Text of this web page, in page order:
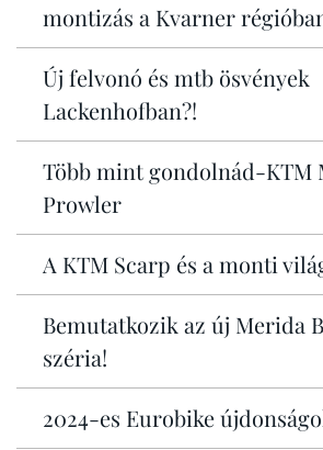
montizás a Kvarner
Új felvonó és mtb ösvények
Lackenhofban?!
Több mint gondolnád-KTM
Prowler
A KTM Scarp és a monti
Bemutatkozik az új Merida
széria!
2024-es Eurobike